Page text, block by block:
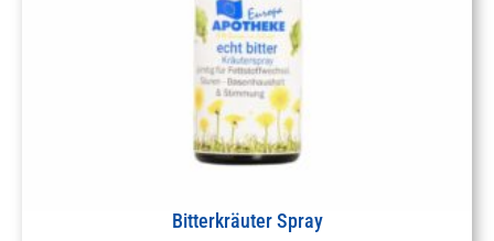
Bitterkräuter Spray